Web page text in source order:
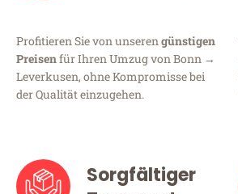
Profitieren Sie von unserengünstigen
Preisenfür Ihren Umzug von Bonn →
Leverkusen, ohne Kompromisse bei
der Qualität einzugehen.
Sorgfältiger